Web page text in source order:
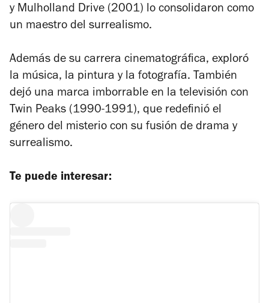
y Mulholland Drive (2001) lo consolidaron como
un maestro del surrealismo.
Además de su carrera cinematográfica, exploró
la música, la pintura y la fotografía. También
dejó una marca imborrable en la televisión con
Twin Peaks (1990-1991), que redefinió el
género del misterio con su fusión de drama y
surrealismo.
Te puede interesar: